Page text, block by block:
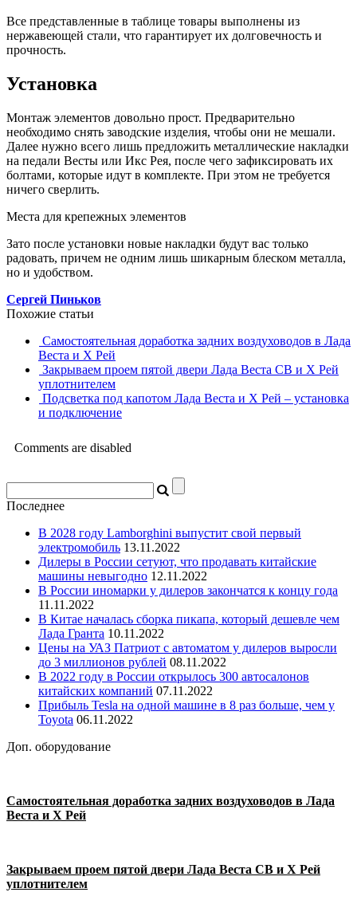
Все представленные в таблице товары выполнены из
нержавеющей стали, что гарантирует их долговечность и
прочность.
Установка
Монтаж элементов довольно прост. Предварительно
необходимо снять заводские изделия, чтобы они не мешали.
Далее нужно всего лишь предложить металлические накладки
на педали Весты или Икс Рея, после чего зафиксировать их
болтами, которые идут в комплекте. При этом не требуется
ничего сверлить.
Места для крепежных элементов
Зато после установки новые накладки будут вас только
радовать, причем не одним лишь шикарным блеском металла,
но и удобством.
Сергей Пиньков
Похожие статьи
Самостоятельная доработка задних воздуховодов в Лада
Веста и Х Рей
Закрываем проем пятой двери Лада Веста СВ и Х Рей
уплотнителем
Подсветка под капотом Лада Веста и Х Рей – установка
и подключение
Comments are disabled
Последнее
В 2028 году Lamborghini выпустит свой первый
электромобиль 13.11.2022
Дилеры в России сетуют, что продавать китайские
машины невыгодно 12.11.2022
В России иномарки у дилеров закончатся к концу года
11.11.2022
В Китае началась сборка пикапа, который дешевле чем
Лада Гранта 10.11.2022
Цены на УАЗ Патриот с автоматом у дилеров выросли
до 3 миллионов рублей 08.11.2022
В 2022 году в России открылось 300 автосалонов
китайских компаний 07.11.2022
Прибыль Tesla на одной машине в 8 раз больше, чем у
Toyota 06.11.2022
Доп. оборудование
Самостоятельная доработка задних воздуховодов в Лада
Веста и Х Рей
Закрываем проем пятой двери Лада Веста СВ и Х Рей
уплотнителем